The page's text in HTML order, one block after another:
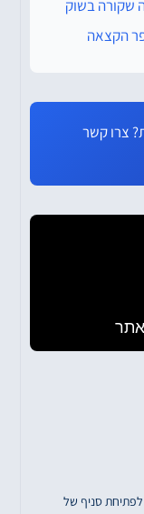
בשוק
הקצאה
צרו קשר
סניף של